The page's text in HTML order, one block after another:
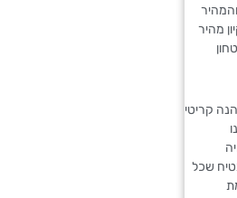
מהיר
קריטי
שכל